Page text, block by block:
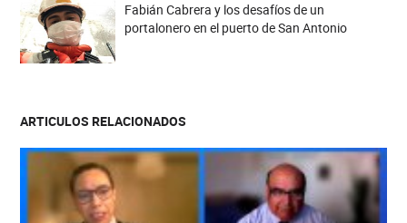
Fabián Cabrera y los desafíos de un
portalonero en el puerto de San Antonio
ARTICULOS RELACIONADOS